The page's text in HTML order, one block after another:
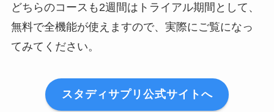
どちらのコースも2週間はトライアル期間として、
無料で全機能が使えますので、実際にご覧になっ
てみてください。
スタディサプリ公式サイトへ